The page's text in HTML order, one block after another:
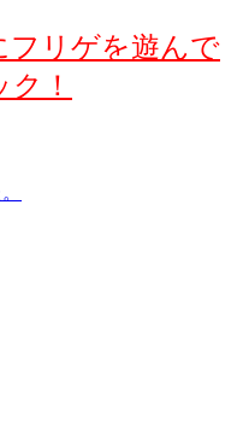
フリゲを遊んで
！